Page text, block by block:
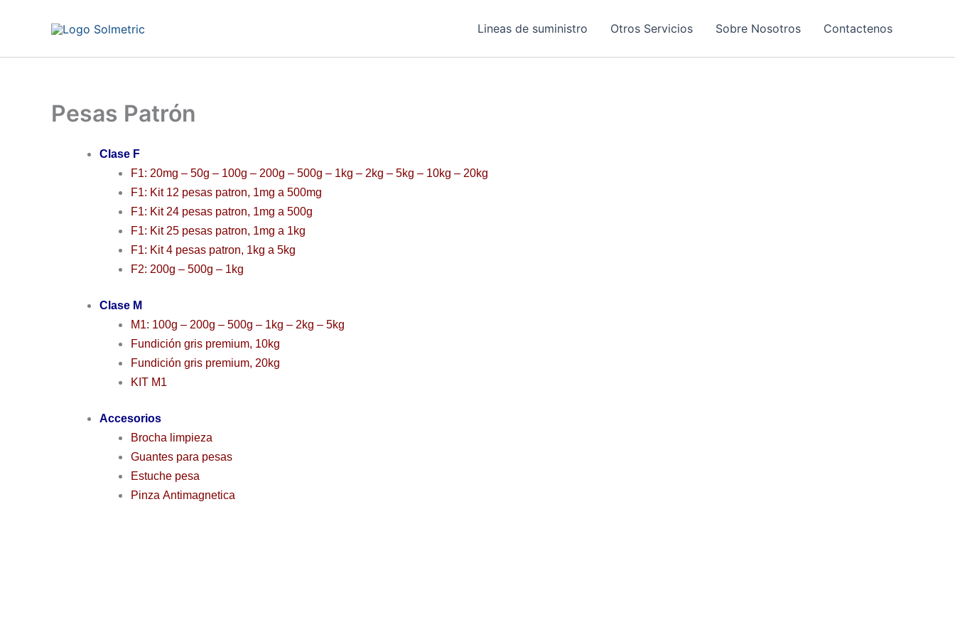
Lineas de suministro Otros Servicios Sobre Nosotros Contactenos
Pesas Patrón
Clase F
F1: 20mg – 50g – 100g – 200g – 500g – 1kg – 2kg – 5kg – 10kg – 20kg
F1: Kit 12 pesas patron, 1mg a 500mg
F1: Kit 24 pesas patron, 1mg a 500g
F1: Kit 25 pesas patron, 1mg a 1kg
F1: Kit 4 pesas patron, 1kg a 5kg
F2: 200g – 500g – 1kg
Clase M
M1: 100g – 200g – 500g – 1kg – 2kg – 5kg
Fundición gris premium, 10kg
Fundición gris premium, 20kg
KIT M1
Accesorios
Brocha limpieza
Guantes para pesas
Estuche pesa
Pinza Antimagnetica